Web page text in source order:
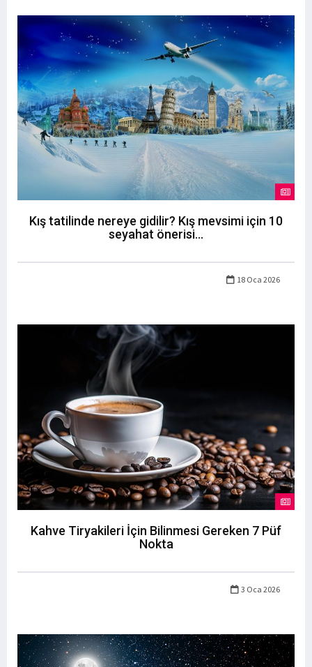
Kış tatilinde nereye gidilir? Kış mevsimi için 10
seyahat önerisi...
18 Oca 2026
Kahve Tiryakileri İçin Bilinmesi Gereken 7 Püf
Nokta
3 Oca 2026